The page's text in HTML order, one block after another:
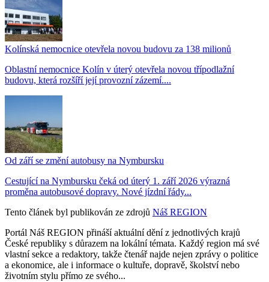
Kolínská nemocnice otevřela novou budovu za 138 milionů
Oblastní nemocnice Kolín v úterý otevřela novou třípodlažní
budovu, která rozšíří její provozní zázemí....
Od září se změní autobusy na Nymbursku
Cestující na Nymbursku čeká od úterý 1. září 2026 výrazná
proměna autobusové dopravy. Nové jízdní řády...
Tento článek byl publikován ze zdrojů Náš REGION
Portál Náš REGION přináší aktuální dění z jednotlivých krajů
České republiky s důrazem na lokální témata. Každý region má své
vlastní sekce a redaktory, takže čtenář najde nejen zprávy o politice
a ekonomice, ale i informace o kultuře, dopravě, školství nebo
životním stylu přímo ze svého...